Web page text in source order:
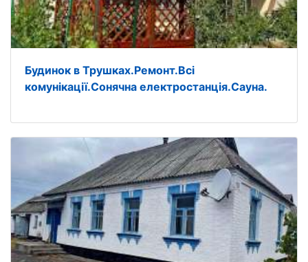
Будинок в Трушках.Ремонт.Всі
комунікації.Сонячна електростанція.Сауна.